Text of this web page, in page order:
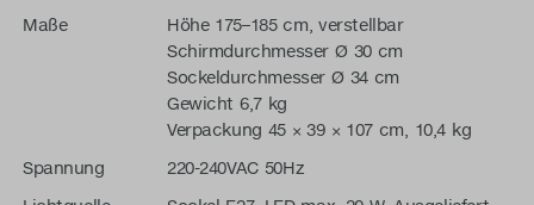
Maße
Höhe 175–185 cm, verstellbar
Schirmdurchmesser Ø 30 cm
Sockeldurchmesser Ø 34 cm
Gewicht 6,7 kg
Verpackung 45 × 39 × 107 cm, 10,4 kg
Spannung
220-240VAC 50Hz